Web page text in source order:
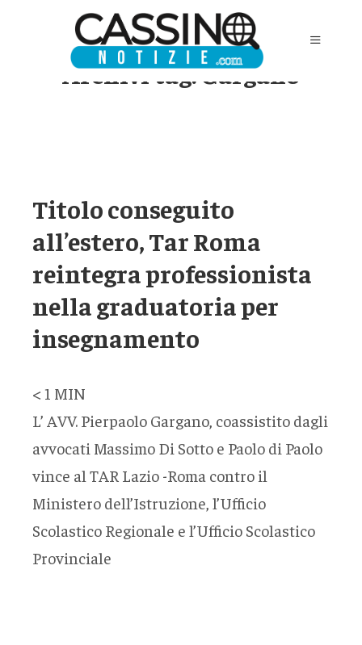
Archivi tag:Gargano
Titolo conseguito
all’estero, Tar Roma
reintegra professionista
nella graduatoria per
insegnamento
< 1 MIN
L’ AVV. Pierpaolo Gargano, coassistito dagli
avvocati Massimo Di Sotto e Paolo di Paolo
vince al TAR Lazio -Roma contro il
Ministero dell’Istruzione, l’Ufficio
Scolastico Regionale e l’Ufficio Scolastico
Provinciale